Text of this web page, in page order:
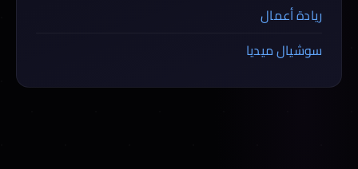
ريادة أعمال
سوشيال ميديا